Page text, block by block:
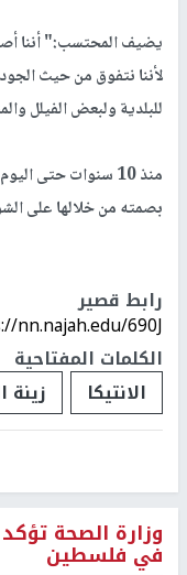
يضيف المحتسب:" أننا
لأننا نتفوق من حيث
للبلدية ولبعض الفيلل
منذ 10 سنوات حتى
بصمته من خلالها على
رابط قصير
nn.najah.edu/690J/
الكلمات المفتاحية
الانتيكا
زينة
وزارة الصحة
في فلسطين